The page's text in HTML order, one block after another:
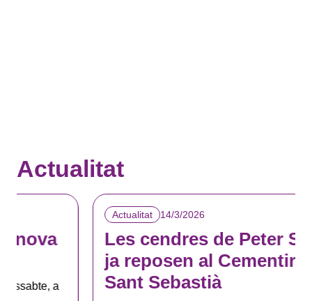
Actualitat
14/3/2026
Les cendres de Peter Stämpfli
ja reposen al Cementiri de
Sant Sebastià